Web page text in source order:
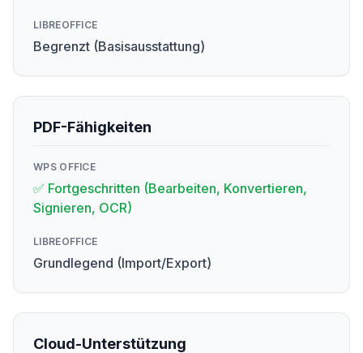
LIBREOFFICE
Begrenzt (Basisausstattung)
PDF-Fähigkeiten
WPS OFFICE
✅ Fortgeschritten (Bearbeiten, Konvertieren,
Signieren, OCR)
LIBREOFFICE
Grundlegend (Import/Export)
Cloud-Unterstützung